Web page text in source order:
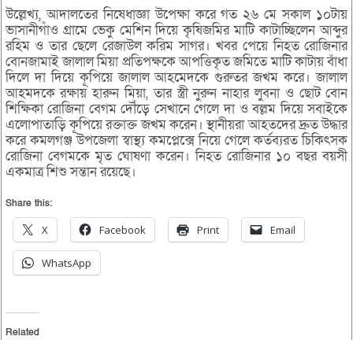
উল্লেখ্য, আদালতের নিষেধাজ্ঞা উপেক্ষা করে গত ২৬ মে সকাল ১০টায়
ভাসানীগাঁও গ্রামে ভেকু মেশিন দিয়ে কৃষিজমির মাটি কাটাচ্ছিলেন আব্দুর
রহিম ও তার ছেলে রেজাউল করিম সাগর। খবর পেয়ে নিহত রোজিনার
বোনজামাই জালাল মিয়া প্রতিপক্ষকে আপত্তিকৃত জমিতে মাটি কাটায় বাঁধা
দিলে দা দিয়ে কূপিয়ে জালাল আহমেদকে গুরুতর জখম করে। জালাল
আহমদকে রক্ষায় হারুন মিয়া, তার স্ত্রী নুরুন নাহার লুবনা ও ছোট বোন
শিক্ষিকা রোজিনা বেগম দৌঁড়ে সেখানে গেলে দা ও বল্লম দিয়ে সবাইকে
এলোপাতাড়ি কূপিয়ে রক্তাক্ত জখম করেন। স্থানীয়রা আহতদের দ্রুত উদ্ধার
করে কমলগঞ্জ উপজেলা স্বাস্থ্য কমপ্লেক্সে নিয়ে গেলে কর্তব্যরত চিকিৎসক
রোজিনা বেগমকে মৃত ঘোষণা করেন। নিহত রোজিনার ১০ বছর বয়সী
একমাত্র শিশু সন্তান রয়েছে।
Share this:
X Facebook Print Email
WhatsApp
Related